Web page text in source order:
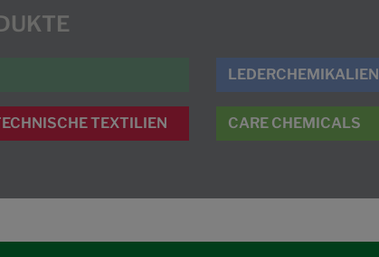
TEXTILIEN
LEDERCHEMIKALIEN
CARE CHEMICALS